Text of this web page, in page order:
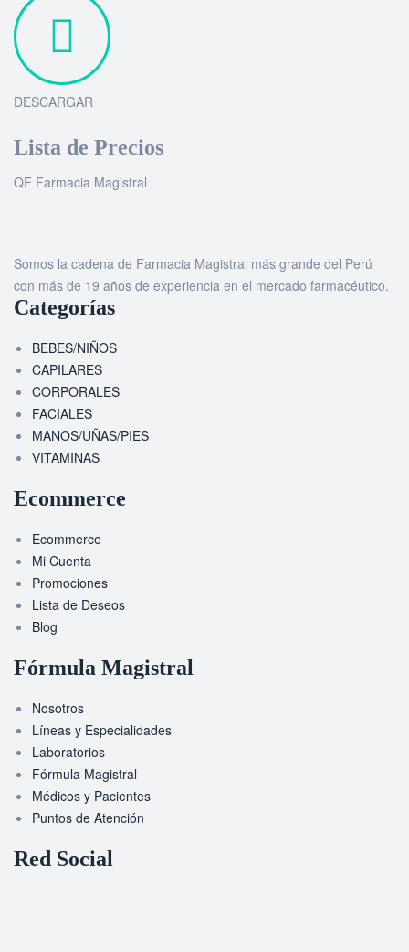
DESCARGAR
Lista de Precios
QF Farmacia Magistral
Somos la cadena de Farmacia Magistral más grande del Perú
con más de 19 años de experiencia en el mercado farmacéutico.
Categorías
BEBES/NIÑOS
CAPILARES
CORPORALES
FACIALES
MANOS/UÑAS/PIES
VITAMINAS
Ecommerce
Ecommerce
Mi Cuenta
Promociones
Lista de Deseos
Blog
Fórmula Magistral
Nosotros
Líneas y Especialidades
Laboratorios
Fórmula Magistral
Médicos y Pacientes
Puntos de Atención
Red Social